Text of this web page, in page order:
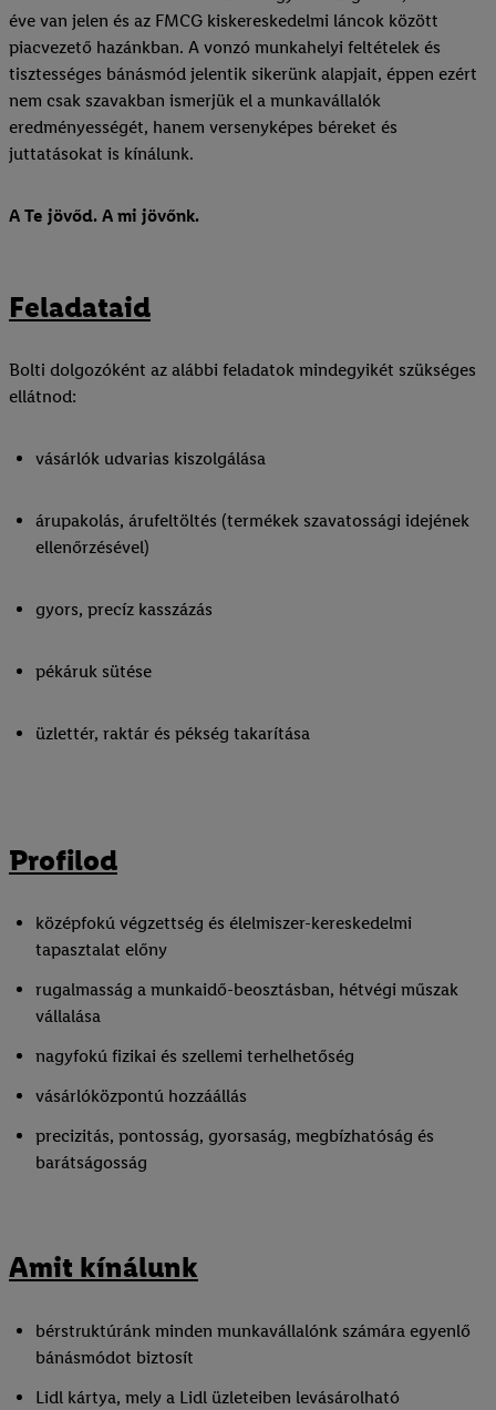
éve van jelen és az FMCG kiskereskedelmi láncok között
piacvezető hazánkban. A vonzó munkahelyi feltételek és
tisztességes bánásmód jelentik sikerünk alapjait, éppen ezért
nem csak szavakban ismerjük el a munkavállalók
eredményességét, hanem versenyképes béreket és
juttatásokat is kínálunk.
A Te jövőd. A mi jövőnk.
Feladataid
Bolti dolgozóként az alábbi feladatok mindegyikét szükséges
ellátnod:
vásárlók udvarias kiszolgálása
árupakolás, árufeltöltés (termékek szavatossági idejének
ellenőrzésével)
gyors, precíz kasszázás
pékáruk sütése
üzlettér, raktár és pékség takarítása
Profilod
középfokú végzettség és élelmiszer-kereskedelmi
tapasztalat előny
rugalmasság a munkaidő-beosztásban, hétvégi műszak
vállalása
nagyfokú fizikai és szellemi terhelhetőség
vásárlóközpontú hozzáállás
precizitás, pontosság, gyorsaság, megbízhatóság és
barátságosság
Amit kínálunk
bérstruktúránk minden munkavállalónk számára egyenlő
bánásmódot biztosít
Lidl kártya, mely a Lidl üzleteiben levásárolható